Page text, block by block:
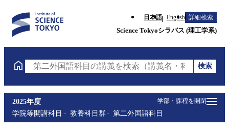
日本語 English 詳細検索
Science Tokyoシラバス (理工学系)
第二外国語科目の講義を検索（講義名・科目コード・
検索
学部・課程を開閉
2025年度
学院等開講科目
教養科目群 第二外国語科目